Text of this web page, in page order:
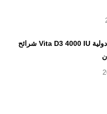
فيتا د3 4000 وحدة دولية Vita D3 4000 IU شرائح